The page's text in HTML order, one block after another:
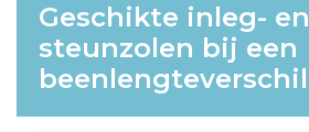
Geschikte inleg- en
steunzolen bij een
beenlengteverschil